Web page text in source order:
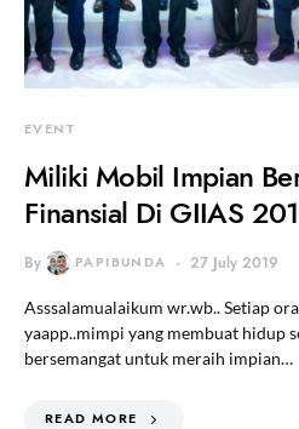
EVENT
Miliki Mobil Impian
Finansial Di GIIAS
By PAPIBUNDA 27 July 2019
Asssalamualaikum wr.wb.. Setiap
yaapp..mimpi yang membuat hidup
bersemangat untuk meraih impian…
READ MORE